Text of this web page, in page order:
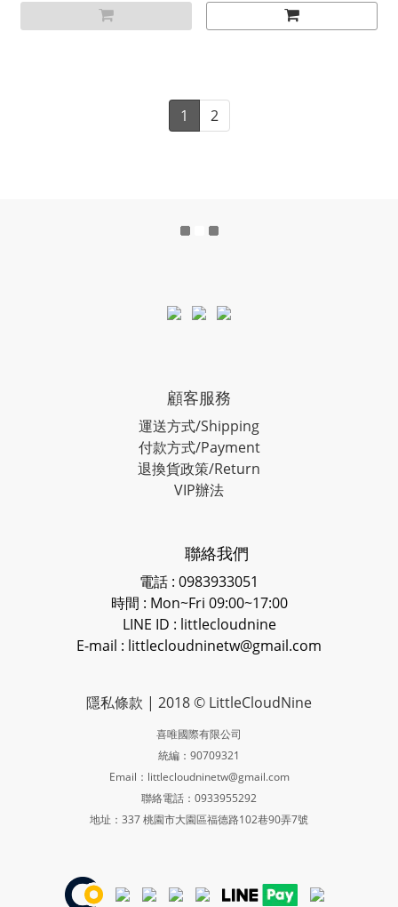
1 2
顧客服務
運送方式/Shipping
付款方式/Payment
退換貨政策/Return
VIP辦法
聯絡我們
電話 : 0983933051
時間 : Mon~Fri 09:00~17:00
LINE ID : littlecloudnine
E-mail : littlecloudninetw@gmail.com
隱私條款 | 2018 © LittleCloudNine
喜唯國際有限公司
統編：90709321
Email：littlecloudninetw@gmail.com
聯絡電話：0933955292
地址：337 桃園市大園區福德路102巷90弄7號